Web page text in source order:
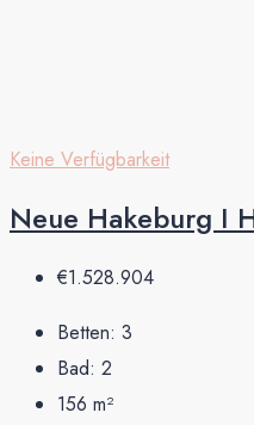
Keine Verfügbarkeit
Neue Hakeburg I
€1.528.904
Betten: 3
Bad: 2
156 m²